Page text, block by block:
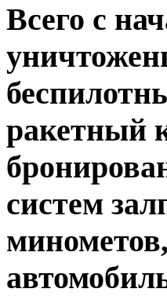
Всего с
ракетный
систем